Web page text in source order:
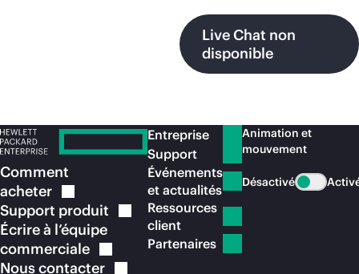
Live Chat non
disponible
Comment
acheter
Support produit
Écrire à l’équipe
commerciale
Nouscontacter
Entreprise
Support
Événements
et actualités
Ressources
client
Partenaires
Animation et
mouvement
Désactivé